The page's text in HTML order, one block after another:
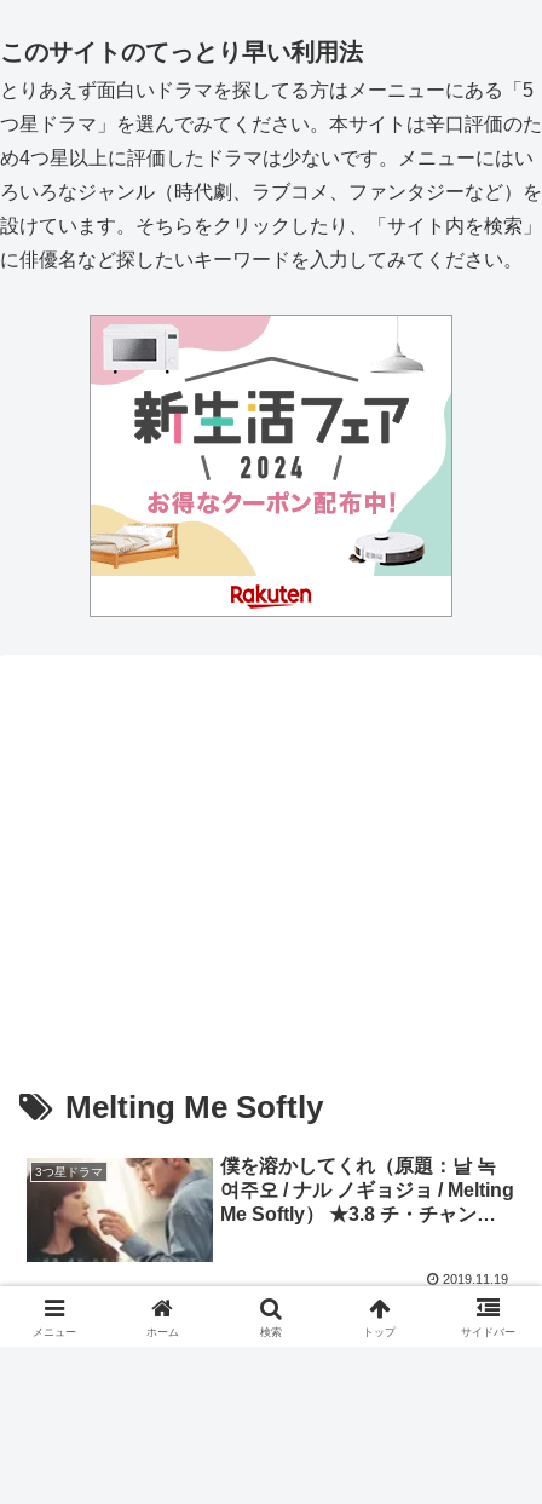
このサイトのてっとり早い利用法
とりあえず面白いドラマを探してる方はメーニューにある「5
つ星ドラマ」を選んでみてください。本サイトは辛口評価のた
め4つ星以上に評価したドラマは少ないです。メニューにはい
ろいろなジャンル（時代劇、ラブコメ、ファンタジーなど）を
設けています。そちらをクリックしたり、「サイト内を検索」
に俳優名など探したいキーワードを入力してみてください。
Melting Me Softly
3つ星ドラマ
僕を溶かしてくれ（原題：날 녹
여주오 / ナル ノギョジョ / Melting
Me Softly） ★3.8 チ・チャンウ
2019.11.19
メニュー ホーム 検索 トップ サイドバー